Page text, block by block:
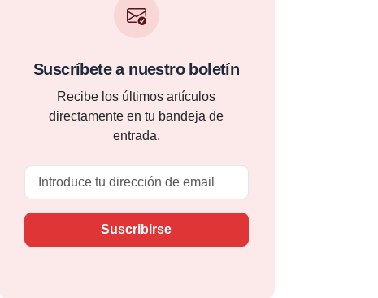
Suscríbete a nuestro boletín
Recibe los últimos artículos
directamente en tu bandeja de
entrada.
Email
Suscribirse